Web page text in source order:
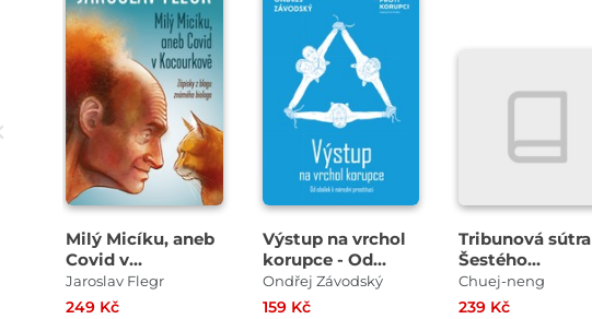
Milý Micíku, aneb
Covid v
Kocourkově
Jaroslav Flegr
249 Kč
Výstup na vrchol
korupce - Od
obálek k národní
prostituci
Ondřej Závodský
159 Kč
Tribunová sútra
Šestého
patriarchy
Chuej-neng
239 Kč